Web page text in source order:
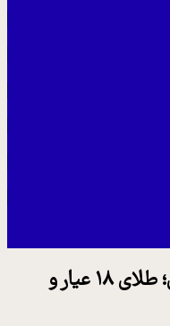
هجوم قیمت‌ها به سقف تاریخی؛ طلای ۱۸ عیار و